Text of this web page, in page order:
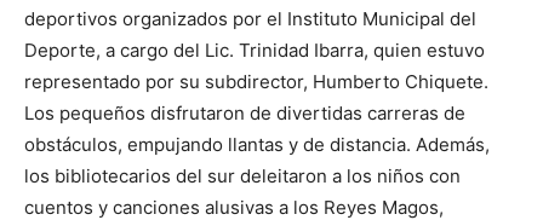
deportivos organizados por el Instituto Municipal del
Deporte, a cargo del Lic. Trinidad Ibarra, quien estuvo
representado por su subdirector, Humberto Chiquete.
Los pequeños disfrutaron de divertidas carreras de
obstáculos, empujando llantas y de distancia. Además,
los bibliotecarios del sur deleitaron a los niños con
cuentos y canciones alusivas a los Reyes Magos,